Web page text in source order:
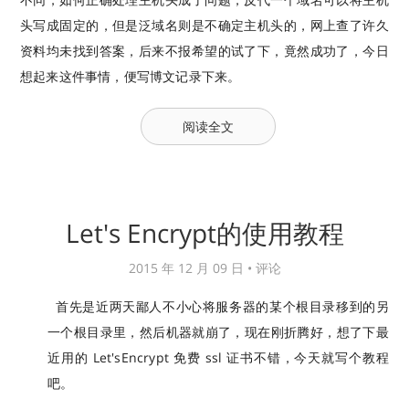
头写成固定的，但是泛域名则是不确定主机头的，网上查了许久
资料均未找到答案，后来不报希望的试了下，竟然成功了，今日
想起来这件事情，便写博文记录下来。
阅读全文
Let's Encrypt的使用教程
2015 年 12 月 09 日 • 评论
首先是近两天鄙人不小心将服务器的某个根目录移到的另
一个根目录里，然后机器就崩了，现在刚折腾好，想了下最
近用的 Let'sEncrypt 免费 ssl 证书不错，今天就写个教程
吧。